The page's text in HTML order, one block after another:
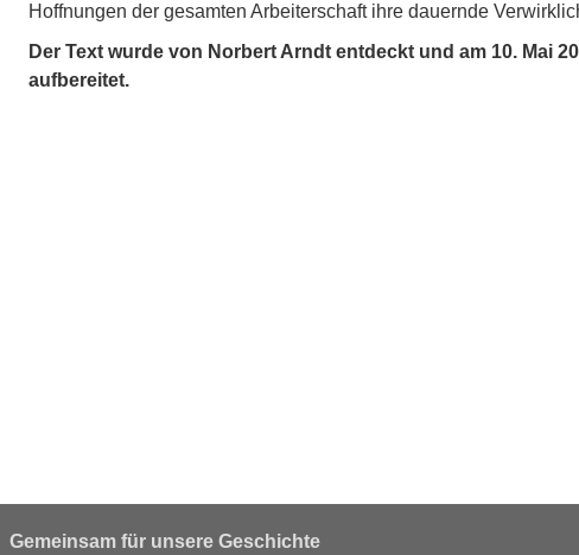
Hoffnungen der gesamten Arbeiterschaft ihre dauernde
Der Text wurde von Norbert Arndt entdeckt und am 10. Mai
aufbereitet.
Gemeinsam für unsere Geschichte